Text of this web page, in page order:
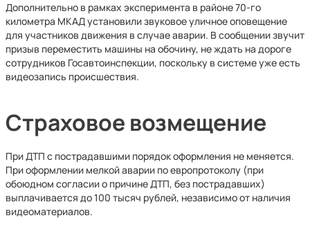
Дополнительно в рамках эксперимента в районе 70-го
километра МКАД установили звуковое уличное оповещение
для участников движения в случае аварии. В сообщении звучит
призыв переместить машины на обочину, не ждать на дороге
сотрудников Госавтоинспекции, поскольку в системе уже есть
видеозапись происшествия.
Страховое возмещение
При ДТП с пострадавшими порядок оформления не меняется.
При оформлении мелкой аварии по европротоколу (при
обоюдном согласии о причине ДТП, без пострадавших)
выплачивается до 100 тысяч рублей, независимо от наличия
видеоматериалов.